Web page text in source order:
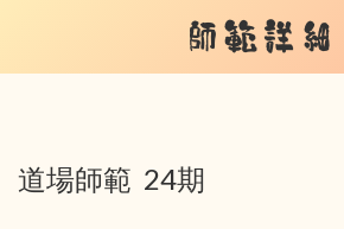
師範詳細
道場師範 24期